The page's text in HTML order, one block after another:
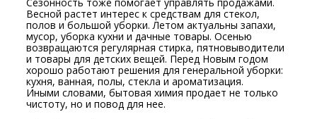
Весной растет интерес к средствам для стекол,
полов и большой уборки. Летом актуальны запахи,
мусор, уборка кухни и дачные товары. Осенью
возвращаются регулярная стирка, пятновыводители
и товары для детских вещей. Перед Новым годом
хорошо работают решения для генеральной уборки:
кухня, ванная, полы, стекла и ароматизация.
Иными словами, бытовая химия продает не только
чистоту, но и повод для нее.